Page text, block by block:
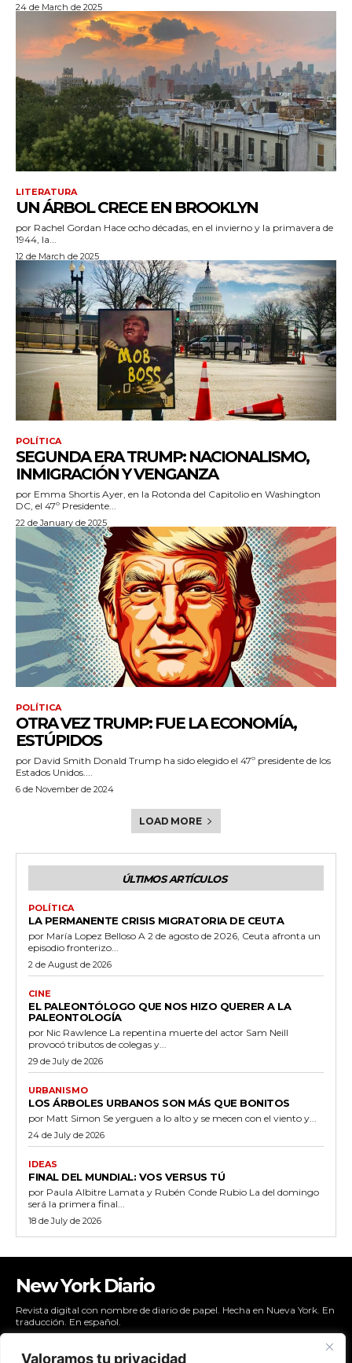
Valoramos tu privacidad
24 de March de 2025
LITERATURA
UN ÁRBOL CRECE EN BROOKLYN
por Rachel Gordan Hace ocho décadas, en el invierno y la primavera de
1944, la...
12 de March de 2025
POLÍTICA
SEGUNDA ERA TRUMP: NACIONALISMO,
INMIGRACIÓN Y VENGANZA
por Emma Shortis Ayer, en la Rotonda del Capitolio en Washington
DC, el 47º Presidente...
22 de January de 2025
POLÍTICA
OTRA VEZ TRUMP: FUE LA ECONOMÍA,
ESTÚPIDOS
por David Smith Donald Trump ha sido elegido el 47º presidente de los
Estados Unidos....
6 de November de 2024
LOAD MORE
ÚLTIMOS ARTÍCULOS
POLÍTICA
LA PERMANENTE CRISIS MIGRATORIA DE CEUTA
por María Lopez Belloso A 2 de agosto de 2026, Ceuta afronta un
episodio fronterizo...
2 de August de 2026
CINE
EL PALEONTÓLOGO QUE NOS HIZO QUERER A LA
PALEONTOLOGÍA
por Nic Rawlence La repentina muerte del actor Sam Neill
provocó tributos de colegas y...
29 de July de 2026
URBANISMO
LOS ÁRBOLES URBANOS SON MÁS QUE BONITOS
por Matt Simon Se yerguen a lo alto y se mecen con el viento y...
24 de July de 2026
IDEAS
FINAL DEL MUNDIAL: VOS VERSUS TÚ
por Paula Albitre Lamata y Rubén Conde Rubio La del domingo
será la primera final...
18 de July de 2026
New York Diario
Revista digital con nombre de diario de papel. Hecha en Nueva York. En
traducción. En español.